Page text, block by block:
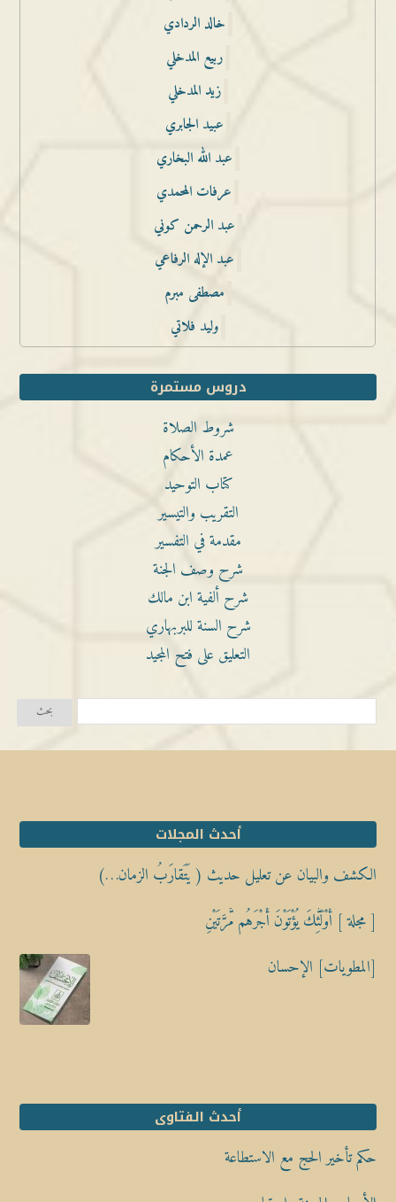
خالد الردادي
ربيع المدخلي
زيد المدخلي
عبيد الجابري
عبد الله البخاري
عرفات المحمدي
عبد الرحمن كوني
عبد الإله الرفاعي
مصطفى مبرم
وليد فلاتي
دروس مستمرة
شروط الصلاة
عمدة الأحكام
كتاب التوحيد
التقريب والتيسير
مقدمة في التفسير
شرح وصف الجنة
شرح ألفية ابن مالك
شرح السنة للبربهاري
التعليق على فتح المجيد
أحدث المجلات
الكشف والبيان عن تعليل حديث ( يَتَقارَبُ الزمان…)
[ مجلة ] أُوْلَٰٓئِكَ يُؤْتَوْنَ أَجْرَهُم مَّرَّتَيْنِ
[المطويات] الإحسان
أحدث الفتاوى
حكم تأخير الحج مع الاستطاعة